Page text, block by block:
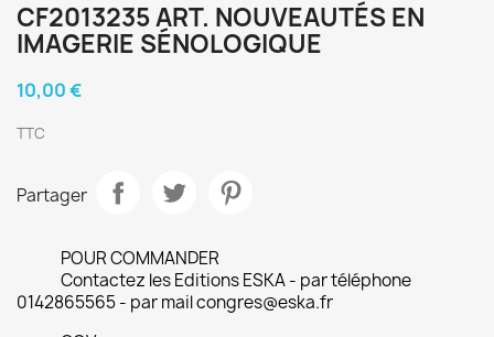
CF2013235 ART. NOUVEAUTÉS EN
IMAGERIE SÉNOLOGIQUE
10,00 €
TTC
Partager
POUR COMMANDER
Contactez les Editions ESKA - par téléphone
0142865565 - par mail congres@eska.fr